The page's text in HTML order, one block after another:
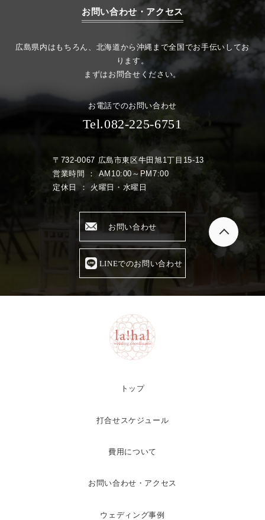
お問い合わせ・アクセス
広島県内はもちろん、北海道から沖縄まで全国でお手伝いしてお
ります。
まずはお問合せください。
お電話でのお問い合わせ
Tel.082-225-6751
〒732-0067 広島市東区牛田旭1丁目15-13
営業時間 ： AM10:00～PM7:00
定休日 ： 火曜日・水曜日
お問い合わせ
LINEでのお問い合わせ
トップ
打合せスケジュール
費用について
お問い合わせ・アクセス
ウェディング事例